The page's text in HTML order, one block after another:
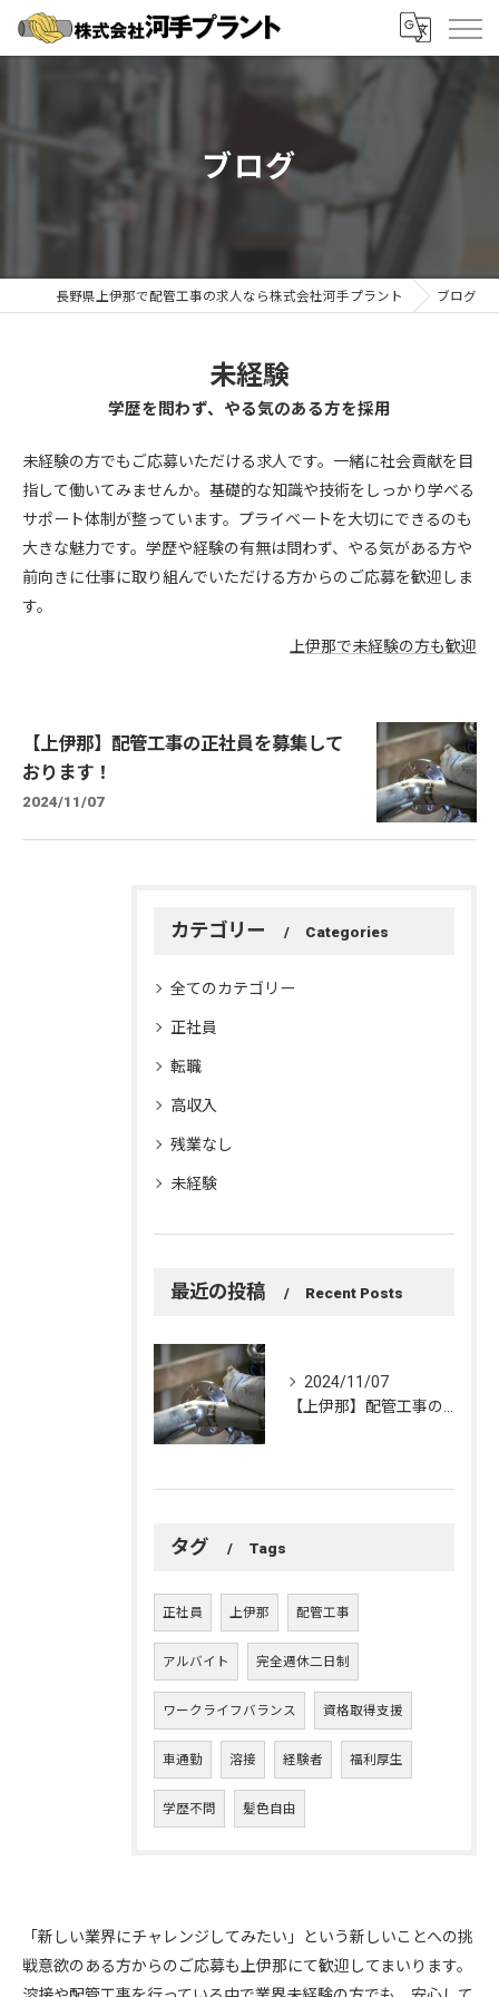
ブログ
長野県上伊那で配管工事の求人なら株式会社河手プラント ブログ
未経験
学歴を問わず、やる気のある方を採用
未経験の方でもご応募いただける求人です。一緒に社会貢献を目
指して働いてみませんか。基礎的な知識や技術をしっかり学べる
サポート体制が整っています。プライベートを大切にできるのも
大きな魅力です。学歴や経験の有無は問わず、やる気がある方や
前向きに仕事に取り組んでいただける方からのご応募を歓迎しま
す。
上伊那で未経験の方も歓迎
【上伊那】配管工事の正社員を募集して
おります！
2024/11/07
カテゴリー Categories
全てのカテゴリー
正社員
転職
高収入
残業なし
未経験
最近の投稿 Recent Posts
2024/11/07
タグ Tags
正社員 上伊那 配管工事
アルバイト 完全週休二日制
ワークライフバランス 資格取得支援
車通勤 溶接 経験者 福利厚生
学歴不問 髪色自由
「新しい業界にチャレンジしてみたい」という新しいことへの挑
戦意欲のある方からのご応募も上伊那にて歓迎してまいります。